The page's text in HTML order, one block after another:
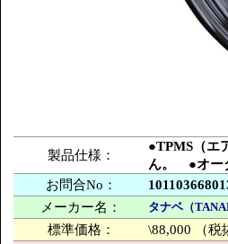
製品仕様：
●TPMS（エ
ん。 ●オー
お問合No：
メーカー名：
タナベ（
標準価格：
\88,000 （税